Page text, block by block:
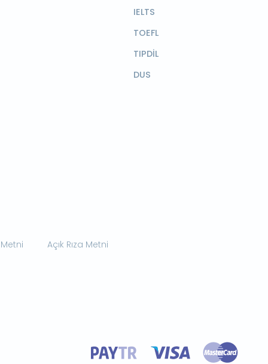
IELTS
TOEFL
TIPDİL
DUS
Açık Rıza Metni